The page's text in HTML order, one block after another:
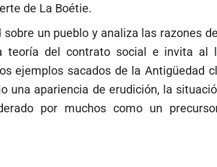
de La Boétie.
un pueblo y analiza las razones
teoría del contrato social e invita al
ejemplos sacados de la Antigüedad
una apariencia de erudición, la
por muchos como un